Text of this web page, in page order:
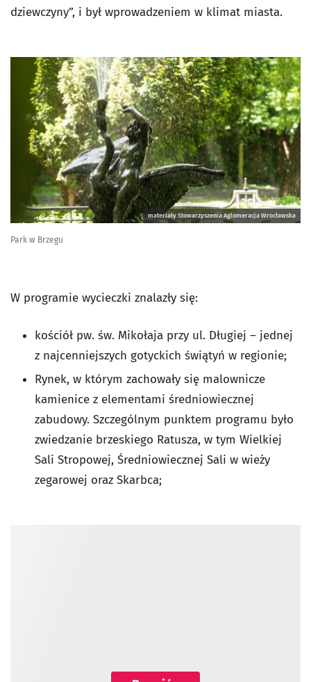
dziewczyny”, i był wprowadzeniem w klimat miasta.
materiały Stowarzyszenia Aglomeracja Wrocławska
Park w Brzegu
W programie wycieczki znalazły się:
kościół pw. św. Mikołaja przy ul. Długiej – jednej
z najcenniejszych gotyckich świątyń w regionie;
Rynek, w którym zachowały się malownicze
kamienice z elementami średniowiecznej
zabudowy. Szczególnym punktem programu było
zwiedzanie brzeskiego Ratusza, w tym Wielkiej
Sali Stropowej, Średniowiecznej Sali w wieży
zegarowej oraz Skarbca;